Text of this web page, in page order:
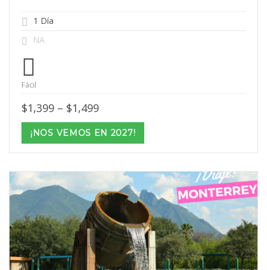
1 Día
NA
Fácil
$1,399 – $1,499Price
$1,399
through
$1,499
¡NOS VEMOS EN 2027!